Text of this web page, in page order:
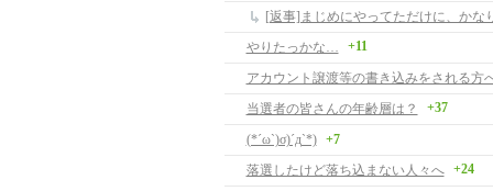
[返事]まじめにやってただけに、かな
やりたっかな…
+11
アカウント譲渡等の書き込みをされる方
当選者の皆さんの年齢層は？
+37
(*´ω`)σ)´д`*)
+7
落選したけど落ち込まない人々へ
+24